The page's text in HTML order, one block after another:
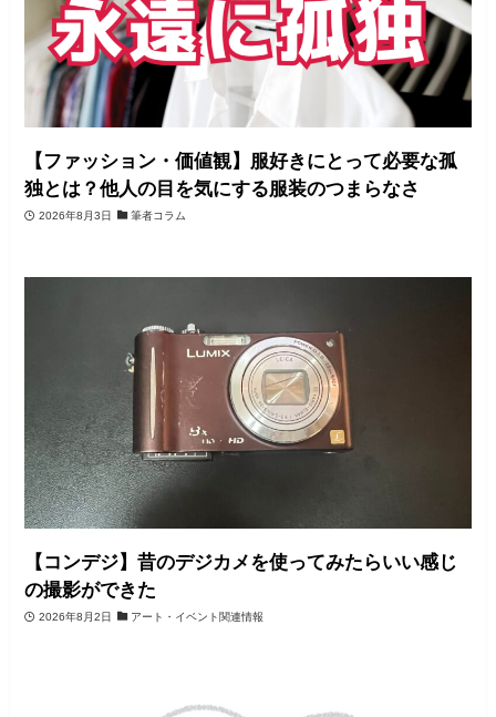
【ファッション・価値観】服好きにとって必要な孤
独とは？他人の目を気にする服装のつまらなさ
2026年8月3日 筆者コラム
【コンデジ】昔のデジカメを使ってみたらいい感じ
の撮影ができた
2026年8月2日 アート・イベント関連情報